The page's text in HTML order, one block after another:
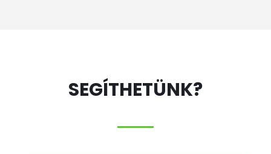
SEGÍTHETÜNK?